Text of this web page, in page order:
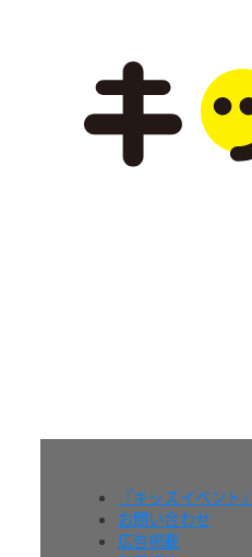
『キッズイベント
お問い合わせ
広告掲載